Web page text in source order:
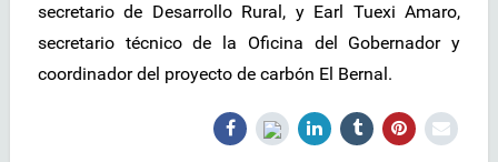
secretario de Desarrollo Rural, y Earl Tuexi Amaro,
secretario técnico de la Oficina del Gobernador y
coordinador del proyecto de carbón El Bernal.